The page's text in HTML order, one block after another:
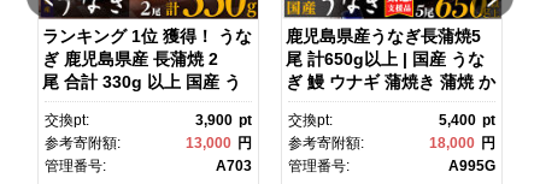
ランキング 1位 獲得！ うな
ぎ 鹿児島県産 長蒲焼 2
尾 合計 330g 以上 国産 う
なぎ 鰻 ウナギ 蒲焼き 蒲
焼 かばやき 魚 魚介 魚貝 海
鮮 うな重 ひつまぶし 蒲
焼 訳あり ギフト 人気 おす
交換pt: 3,900 pt
参考寄附額:
13,000 円
管理番号:
A703
鹿児島県産うなぎ長蒲焼5
尾 計650g以上 | 国産 うな
ぎ 鰻 ウナギ 蒲焼き 蒲焼 か
ばやき unagi うなぎ蒲
焼 土用丑の日 土用の丑の
日 丑の日 魚 魚介 魚貝 海
鮮 うな重 蒲焼 訳あり ギフ
交換pt: 5,400 pt
参考寄附額:
18,000 円
管理番号:
A995G